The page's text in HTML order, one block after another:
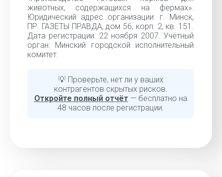
животных, содержащихся на фермах».
Юридический адрес организации: г. Минск,
ПР. ГАЗЕТЫ ПРАВДА, дом 56, корп. 2, кв. 151.
Дата регистрации: 22 ноября 2007. Учётный
орган: Минский городской исполнительный
комитет.
💡 Проверьте, нет ли у ваших
контрагентов скрытых рисков.
Откройте полный отчёт — бесплатно на
48 часов после регистрации.